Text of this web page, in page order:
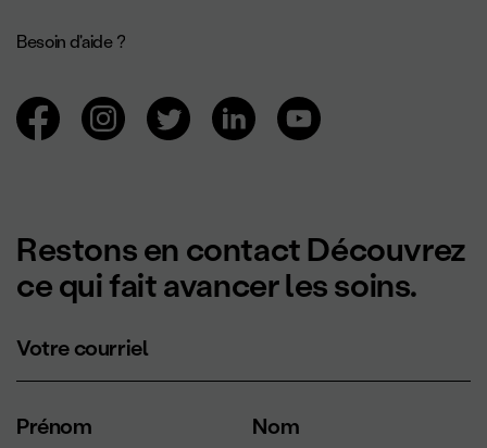
Besoin d'aide ?
Navigation des réseaux sociaux.
Restons en contact Découvrez
ce qui fait avancer les soins.
Votre courriel
Prénom Nom